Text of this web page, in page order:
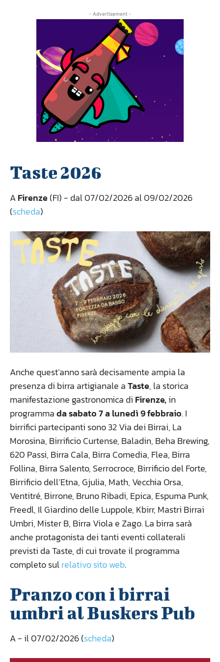
- Advertisement -
Taste 2026
AFirenze (FI) - dal 07/02/2026 al 09/02/2026
(scheda)
Anche quest’anno sarà decisamente ampia la
presenza di birra artigianale aTaste, la storica
manifestazione gastronomica di Firenze,in
programmada sabato 7 a lunedì 9 febbraio. I
birrifici partecipanti sono 32 Via dei Birrai, La
Morosina, Birrificio Curtense, Baladin, Beha Brewing,
620 Passi, Birra Cala, Birra Comedia, Flea, Birra
Follina, Birra Salento, Serrocroce, Birrificio del Forte,
Birrificio dell’Etna, Gjulia, Math, Vecchia Orsa,
Ventitré, Birrone, Bruno Ribadi, Epica, Espuma Punk,
Freedl, Il Giardino delle Luppole, Kbirr, Mastri Birrai
Umbri, Mister B, Birra Viola e Zago. La birra sarà
anche protagonista dei tanti eventi collaterali
previsti da Taste, di cui trovate il programma
completo sulrelativo sito web.
Pranzo con i birrai
umbri al Buskers Pub
A- il 07/02/2026 (scheda)